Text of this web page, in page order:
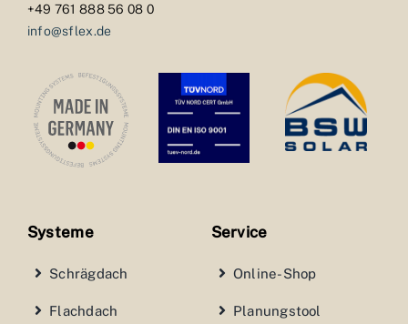
+49 761 888 56 08 0
info@sflex.de
Systeme
Schrägdach
Flachdach
Service
Online-Shop
Planungstool